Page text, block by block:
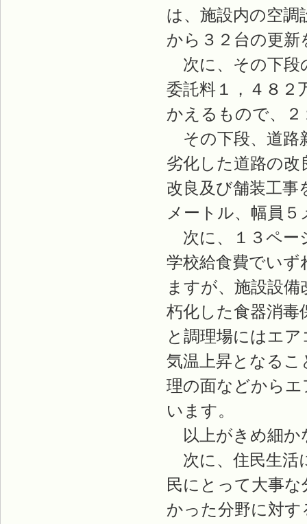
は、施設内の空
から３２台の更
次に、その下段
委託料１，４８２
かえるもので、
その下段、道路
劣化した道路の
改良及び舗装工
メートル、幅員
次に、１３ペー
学校給食費でい
ますが、施設設
朽化した食器消毒
と調理場にはエ
気温上昇となるこ
理の面などから
います。
以上がきめ細か
次に、住民生活
民にとって大事
かった分野に対